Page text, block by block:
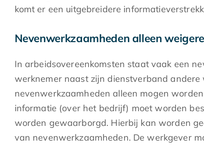
komt er een uitgebreidere
Nevenwerkzaamheden alleen
In arbeidsovereenkomsten staat vaak een
werknemer naast zijn dienstverband
nevenwerkzaamheden alleen mogen
informatie (over het bedrijf) moet worden
worden gewaarborgd. Hierbij kan worden
van nevenwerkzaamheden. De werkgever